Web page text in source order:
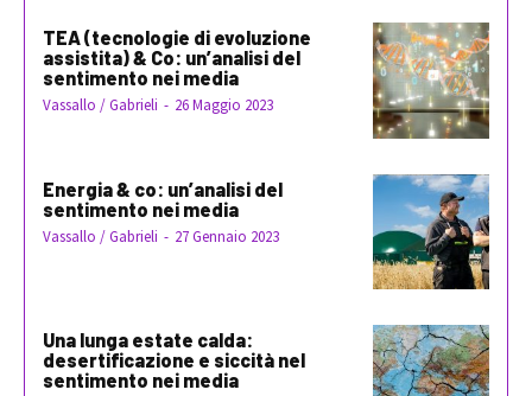
TEA (tecnologie di evoluzione
assistita) & Co: un’analisi del
sentimento nei media
Vassallo / Gabrieli - 26 Maggio 2023
Energia & co: un’analisi del
sentimento nei media
Vassallo / Gabrieli - 27 Gennaio 2023
Una lunga estate calda:
desertificazione e siccità nel
sentimento nei media